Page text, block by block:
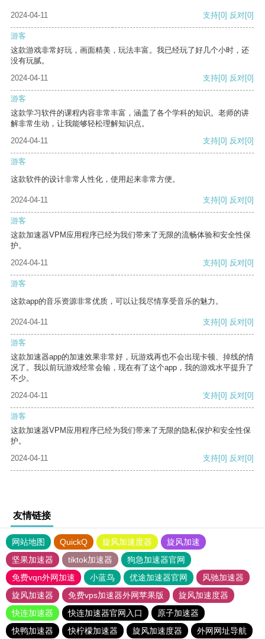
2024-04-11 支持[0] 反对[0]
游客
这款游戏非常好玩，画面精美，玩法丰富。我已经玩了好几个小时，还
没有玩腻。
2024-04-11
支持[0] 反对[0]
游客
这款学习软件的课程内容非常丰富，涵盖了各个学科的知识。老师的讲
解非常生动，让我能够轻松理解知识点。
2024-04-11
支持[0] 反对[0]
游客
这款软件的设计非常人性化，使用起来非常方便。
2024-04-11 支持[0] 反对[0]
游客
这款加速器VPM应用程序已经为我们带来了无限的流畅体验和安全性保
护。
2024-04-11
支持[0] 反对[0]
游客
这款app的音乐资源非常优质，可以让我尽情享受音乐的魅力。
2024-04-11 支持[0] 反对[0]
游客
这款加速器app的加速效果非常好，玩游戏再也不会出现卡顿、掉线的情
况了。我以前玩游戏经常会输，现在有了这个app，我的游戏水平提升了
不少。
2024-04-11
支持[0] 反对[0]
游客
这款加速器VPM应用程序已经为我们带来了无限的隐私保护和安全性保
护。
2024-04-11
支持[0] 反对[0]
友情链接
网站地图 QuickQ 旋风加速度器
旋风加速
坚果加速器
tiktok加速器
狗急加速器官网
免费vqn外网加速
小蓝鸟 优途加速器官网
风驰加速器
旋风加速器
免费vps加速器外网苹果版
旋风加速度器
快连加速器
快连加速器官网入口
原子加速器
快鸭加速器
快柠檬加速器 旋风加速度器 外网网址导航